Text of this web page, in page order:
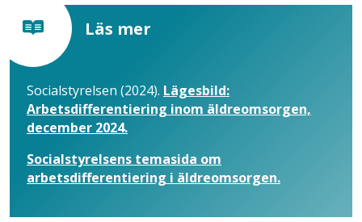
Läs mer
Socialstyrelsen (2024). Lägesbild:
Arbetsdifferentiering inom äldreomsorgen,
december 2024.
Socialstyrelsens temasida om
arbetsdifferentiering i äldreomsorgen.